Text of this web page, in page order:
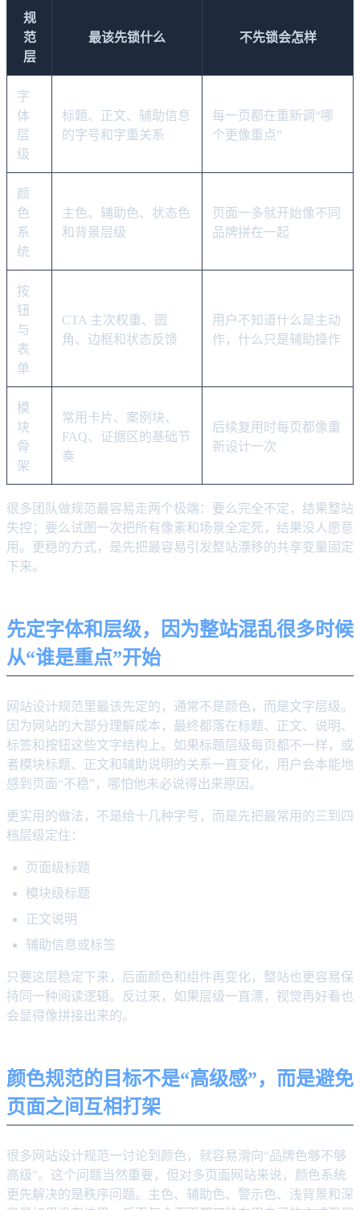
规
范
层
最该先锁什么 不先锁会怎样
字
体
层
级
标题、正文、辅助信息
的字号和字重关系
每一页都在重新调“哪
个更像重点”
颜
色
系
统
主色、辅助色、状态色
和背景层级
页面一多就开始像不同
品牌拼在一起
按
钮
与
表
单
CTA 主次权重、圆
角、边框和状态反馈
用户不知道什么是主动
作，什么只是辅助操作
模
块
骨
架
常用卡片、案例块、
FAQ、证据区的基础节
奏
后续复用时每页都像重
新设计一次
很多团队做规范最容易走两个极端：要么完全不定，结果整站
失控；要么试图一次把所有像素和场景全定死，结果没人愿意
用。更稳的方式，是先把最容易引发整站漂移的共享变量固定
下来。
先定字体和层级，因为整站混乱很多时候
从“谁是重点”开始
网站设计规范里最该先定的，通常不是颜色，而是文字层级。
因为网站的大部分理解成本，最终都落在标题、正文、说明、
标签和按钮这些文字结构上。如果标题层级每页都不一样，或
者模块标题、正文和辅助说明的关系一直变化，用户会本能地
感到页面“不稳”，哪怕他未必说得出来原因。
更实用的做法，不是给十几种字号，而是先把最常用的三到四
档层级定住：
页面级标题
模块级标题
正文说明
辅助信息或标签
只要这层稳定下来，后面颜色和组件再变化，整站也更容易保
持同一种阅读逻辑。反过来，如果层级一直漂，视觉再好看也
会显得像拼接出来的。
颜色规范的目标不是“高级感”，而是避免
页面之间互相打架
很多网站设计规范一讨论到颜色，就容易滑向“品牌色够不够
高级”。这个问题当然重要，但对多页面网站来说，颜色系统
更先解决的是秩序问题。主色、辅助色、警示色、浅背景和深